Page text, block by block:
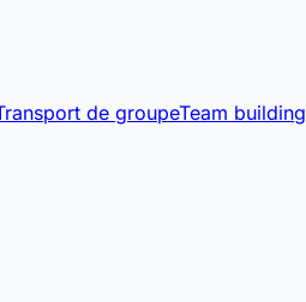
de groupeTeam building